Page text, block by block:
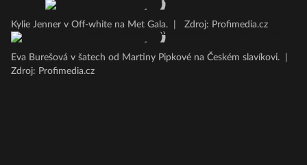
Kylie Jenner v Off-white na Met Gala. Zdroj: Profimedia.cz
Eva Burešová v šatech od Martiny Pipkové na Českém slavíkovi.
Zdroj: Profimedia.cz